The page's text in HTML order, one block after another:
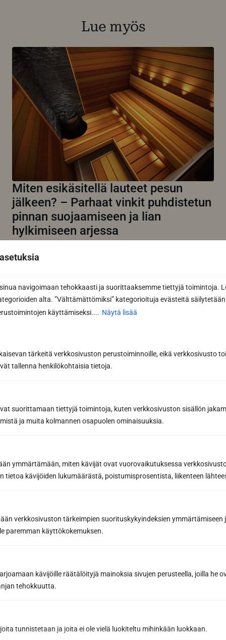
navigoimaan tehokkaasti ja suorittaaksemme tiettyjä toimintoja.
alta. ”Välttämättömiksi” kategorioituja evästeitä säilytetään
käyttämiseksi.... Näytä lisää
tärkeitä verkkosivuston perustoiminnoille, eikä verkkosivusto
tallenna henkilökohtaisia tietoja.
suorittamaan tiettyjä toimintoja, kuten verkkosivuston sisällön
ja muita kolmannen osapuolen ominaisuuksia.
ymmärtämään, miten kävijät ovat vuorovaikutuksessa
tietoa kävijöiden lukumäärästä, poistumisprosentista, liikenteen
verkkosivuston tärkeimpien suorituskykyindeksien ymmärtämiseen
paremman käyttökokemuksen.
kävijöille räätälöityjä mainoksia sivujen perusteella, joilla he
tehokkuutta.
tunnistetaan ja joita ei ole vielä luokiteltu mihinkään luokkaan.
Lue myös
Miten esikäsitellä lauteet pesun
jälkeen? – Parhaat vinkit puhdistetun
pinnan suojaamiseen ja lian
hylkimiseen arjessa
jälkeen on kriittinen vaihe saunan pitkäikäisyyden